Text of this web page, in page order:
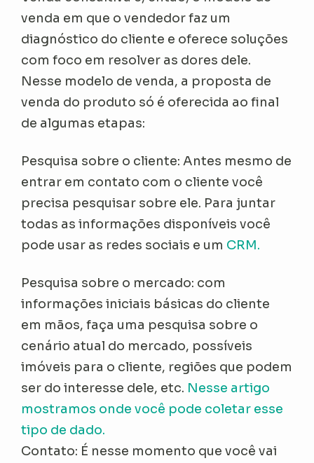
venda em que o vendedor faz um
diagnóstico do cliente e oferece soluções
com foco em resolver as dores dele.
Nesse modelo de venda, a proposta de
venda do produto só é oferecida ao final
de algumas etapas:
Pesquisa sobre o cliente: Antes mesmo de
entrar em contato com o cliente você
precisa pesquisar sobre ele. Para juntar
todas as informações disponíveis você
pode usar as redes sociais e um CRM.
Pesquisa sobre o mercado: com
informações iniciais básicas do cliente
em mãos, faça uma pesquisa sobre o
cenário atual do mercado, possíveis
imóveis para o cliente, regiões que podem
ser do interesse dele, etc. Nesse artigo
mostramos onde você pode coletar esse
tipo de dado.
Contato: É nesse momento que você vai